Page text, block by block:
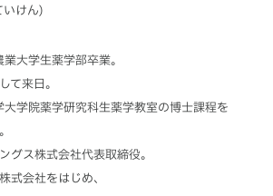
けん)
大学生薬学部卒業。
て来日。
学院薬学研究科生薬学教室の博士課程を
グス株式会社代表取締役。
式会社をはじめ、